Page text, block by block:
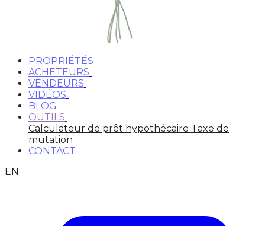
PROPRIÉTÉS
ACHETEURS
VENDEURS
VIDÉOS
BLOG
OUTILS
Calculateur de prêt hypothécaire Taxe de
mutation
CONTACT
EN